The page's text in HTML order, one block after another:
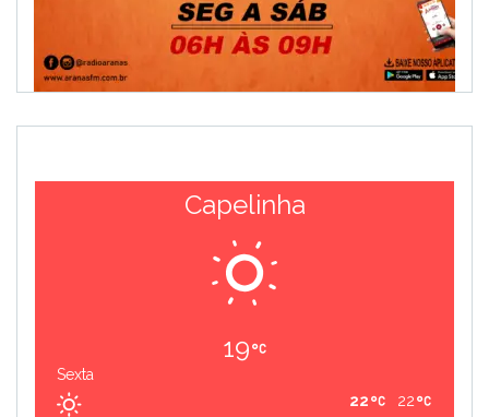
Capelinha
19
Sexta
22
22